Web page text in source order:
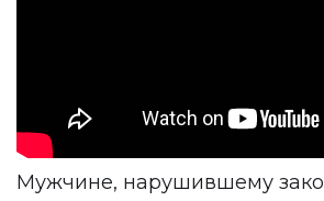
Мужчине, нарушившему